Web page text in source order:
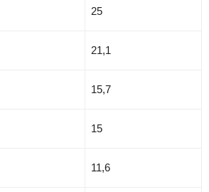
25
21,1
15,7
15
11,6